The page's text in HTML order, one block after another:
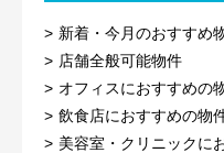
新着・今月のおすすめ
店舗全般可能物件
オフィスにおすすめの
飲食店におすすめの物
美容室・クリニックに